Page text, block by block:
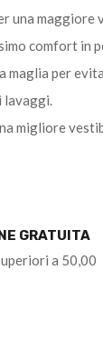
una maggiore
comfort in
maglia per
migliore
GRATUITA
a 50,00